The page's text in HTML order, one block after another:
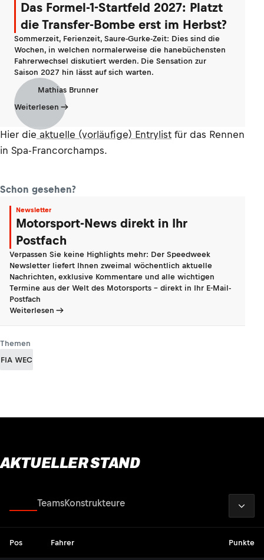
Das Formel-1-Startfeld 2027: Platzt
die Transfer-Bombe erst im Herbst?
Sommerzeit, Ferienzeit, Saure-Gurke-Zeit: Dies sind die
Wochen, in welchen normalerweise die hanebüchensten
Fahrerwechsel diskutiert werden. Die Sensation zur
Saison 2027 hin lässt auf sich warten.
Mathias Brunner
Weiterlesen
Hier die aktuelle (vorläufige) Entrylist für das Rennen
in Spa-Francorchamps.
Schon gesehen?
Newsletter
Motorsport-News direkt in Ihr
Postfach
Verpassen Sie keine Highlights mehr: Der Speedweek
Newsletter liefert Ihnen zweimal wöchentlich aktuelle
Nachrichten, exklusive Kommentare und alle wichtigen
Termine aus der Welt des Motorsports - direkt in Ihr E-Mail-
Postfach
Weiterlesen
Themen
FIA WEC
AKTUELLER STAND
TeamsKonstrukteure
Pos Fahrer Punkte